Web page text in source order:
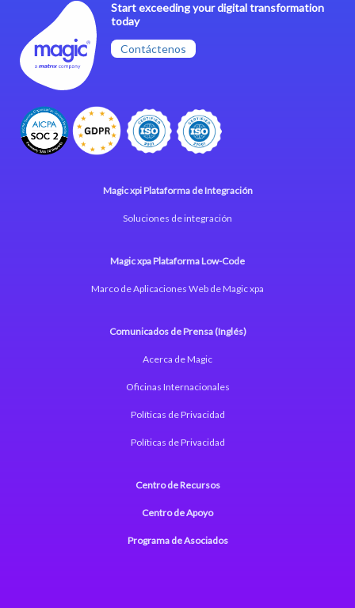
Start exceeding your digital transformation
today
Contáctenos
Magic xpi Plataforma de Integración
Soluciones de integración
Magic xpa Plataforma Low-Code
Marco de Aplicaciones Web de Magic xpa
Comunicados de Prensa (Inglés)
Acerca de Magic
Oficinas Internacionales
Políticas de Privacidad
Políticas de Privacidad
Centro de Recursos
Centro de Apoyo
Programa de Asociados